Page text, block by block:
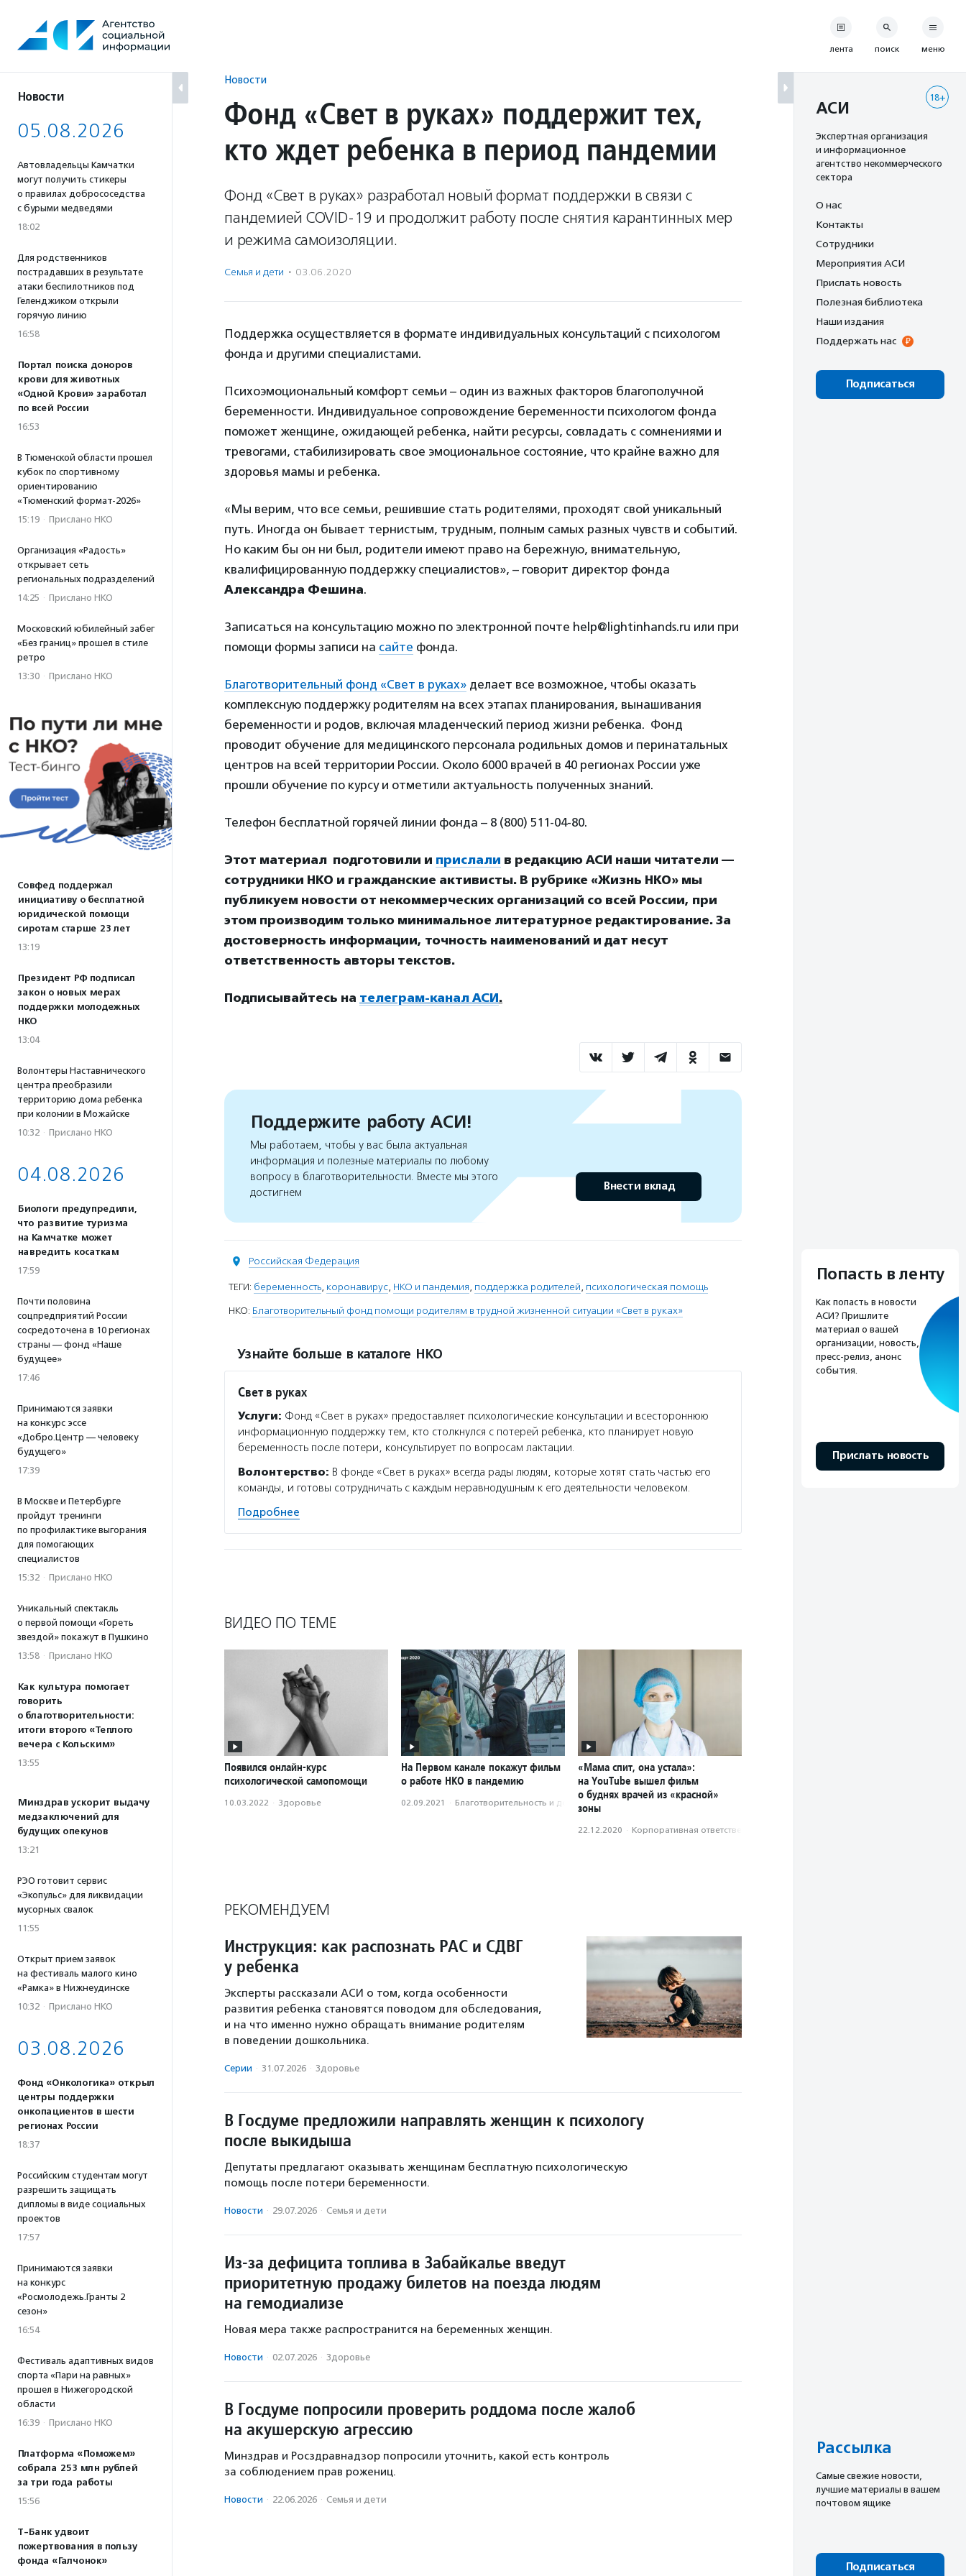
содержанию
Новости
05.08.2026
Автовладельцы Камчатки
могут получить стикеры
о правилах добрососедства
с бурыми медведями
18:02
Для родственников
пострадавших в результате
атаки беспилотников под
Геленджиком открыли
горячую линию
16:58
Портал поиска доноров
крови для животных
«Одной Крови» заработал
по всей России
16:53
В Тюменской области прошел
кубок по спортивному
ориентированию
«Тюменский формат-2026»
15:19 · Прислано НКО
Организация «Радость»
открывает сеть
региональных подразделений
14:25 · Прислано НКО
Московский юбилейный забег
«Без границ» прошел в стиле
ретро
13:30 · Прислано НКО
Совфед поддержал
инициативу о бесплатной
юридической помощи
сиротам старше 23 лет
13:19
Президент РФ подписал
закон о новых мерах
поддержки молодежных
НКО
13:04
Волонтеры Наставнического
центра преобразили
территорию дома ребенка
при колонии в Можайске
10:32 · Прислано НКО
04.08.2026
Биологи предупредили,
что развитие туризма
на Камчатке может
навредить косаткам
17:59
Почти половина
соцпредприятий России
сосредоточена в 10 регионах
страны — фонд «Наше
будущее»
17:46
Принимаются заявки
на конкурс эссе
«Добро.Центр — человеку
будущего»
17:39
В Москве и Петербурге
пройдут тренинги
по профилактике выгорания
для помогающих
специалистов
15:32 · Прислано НКО
Уникальный спектакль
о первой помощи «Гореть
звездой» покажут в Пушкино
13:58 · Прислано НКО
Как культура помогает
говорить
о благотворительности:
итоги второго «Теплого
вечера с Кольским»
13:55
Минздрав ускорит выдачу
медзаключений для
будущих опекунов
13:21
РЭО готовит сервис
«Экопульс» для ликвидации
мусорных свалок
11:55
Открыт прием заявок
на фестиваль малого кино
«Рамка» в Нижнеудинске
10:32 · Прислано НКО
03.08.2026
Фонд «Онкологика» открыл
центры поддержки
онкопациентов в шести
регионах России
18:37
Российским студентам могут
разрешить защищать
дипломы в виде социальных
проектов
17:57
Принимаются заявки
на конкурс
«Росмолодежь.Гранты 2
сезон»
16:54
Фестиваль адаптивных видов
спорта «Пари на равных»
прошел в Нижегородской
области
16:39 · Прислано НКО
Платформа «Поможем»
собрала 253 млн рублей
за три года работы
15:56
Т-Банк удвоит
пожертвования в пользу
фонда «Галчонок»
Новости
Фонд «Свет в руках» поддержит тех,
кто ждет ребенка в период пандемии
Фонд «Свет в руках» разработал новый формат поддержки в связи с
пандемией COVID-19 и продолжит работу после снятия карантинных мер
и режима самоизоляции.
Семья и дети · 03.06.2020
Поддержка осуществляется в формате индивидуальных консультаций с психологом
фонда и другими специалистами.
Психоэмоциональный комфорт семьи – один из важных факторов благополучной
беременности. Индивидуальное сопровождение беременности психологом фонда
поможет женщине, ожидающей ребенка, найти ресурсы, совладать с сомнениями и
тревогами, стабилизировать свое эмоциональное состояние, что крайне важно для
здоровья мамы и ребенка.
«Мы верим, что все семьи, решившие стать родителями, проходят свой уникальный
путь. Иногда он бывает тернистым, трудным, полным самых разных чувств и событий.
Но каким бы он ни был, родители имеют право на бережную, внимательную,
квалифицированную поддержку специалистов», – говорит директор фонда
Александра Фешина.
Записаться на консультацию можно по электронной почте help@lightinhands.ru или при
помощи формы записи на сайте фонда.
Благотворительный фонд «Свет в руках» делает все возможное, чтобы оказать
комплексную поддержку родителям на всех этапах планирования, вынашивания
беременности и родов, включая младенческий период жизни ребенка. Фонд
проводит обучение для медицинского персонала родильных домов и перинатальных
центров на всей территории России. Около 6000 врачей в 40 регионах России уже
прошли обучение по курсу и отметили актуальность полученных знаний.
Телефон бесплатной горячей линии фонда – 8 (800) 511-04-80.
Этот материал подготовили и прислали в редакцию АСИ наши читатели —
сотрудники НКО и гражданские активисты. В рубрике «Жизнь НКО» мы
публикуем новости от некоммерческих организаций со всей России, при
этом производим только минимальное литературное редактирование. За
достоверность информации, точность наименований и дат несут
ответственность авторы текстов.
Подписывайтесь на телеграм-канал АСИ.
Поддержите работу АСИ!
Мы работаем, чтобы у вас была актуальная
информация и полезные материалы по любому
вопросу в благотворительности. Вместе мы этого
достигнем
Внести вклад
Российская Федерация
ТЕГИ: беременность, коронавирус, НКО и пандемия, поддержка родителей, психологическая помощь
НКО: Благотворительный фонд помощи родителям в трудной жизненной ситуации «Свет в руках»
Узнайте больше в каталоге НКО
Свет в руках
Услуги: Фонд «Свет в руках» предоставляет психологические консультации и всестороннюю
информационную поддержку тем, кто столкнулся с потерей ребенка, кто планирует новую
беременность после потери, консультирует по вопросам лактации.
Волонтерство: В фонде «Свет в руках» всегда рады людям, которые хотят стать частью его
команды, и готовы сотрудничать с каждым неравнодушным к его деятельности человеком.
Подробнее
ВИДЕО ПО ТЕМЕ
Появился онлайн-курс
психологической самопомощи
10.03.2022 · Здоровье
На Первом канале покажут фильм
о работе НКО в пандемию
02.09.2021 · Благотвори­тель­ность и доброволь­чест­во
«Мама спит, она устала»:
на YouTube вышел фильм
о буднях врачей из «красной»
зоны
22.12.2020 · Корпоративная ответственность
РЕКОМЕНДУЕМ
Инструкция: как распознать РАС и СДВГ
у ребенка
Эксперты рассказали АСИ о том, когда особенности
развития ребенка становятся поводом для обследования,
и на что именно нужно обращать внимание родителям
в поведении дошкольника.
Серии · 31.07.2026 · Здоровье
В Госдуме предложили направлять женщин к психологу
после выкидыша
Депутаты предлагают оказывать женщинам бесплатную психологическую
помощь после потери беременности.
Новости · 29.07.2026 · Семья и дети
Из-за дефицита топлива в Забайкалье введут
приоритетную продажу билетов на поезда людям
на гемодиализе
Новая мера также распространится на беременных женщин.
Новости · 02.07.2026 · Здоровье
В Госдуме попросили проверить роддома после жалоб
на акушерскую агрессию
Минздрав и Росздравнадзор попросили уточнить, какой есть контроль
за соблюдением прав рожениц.
Новости · 22.06.2026 · Семья и дети
лента поиск меню
18+
АСИ
Экспертная организация
и информационное
агентство некоммерческого
сектора
О нас
Контакты
Сотрудники
Мероприятия АСИ
Прислать новость
Полезная библиотека
Наши издания
Поддержать нас
Подписаться
Попасть в ленту
Как попасть в новости
АСИ? Пришлите
материал о вашей
организации, новость,
пресс-релиз, анонс
события.
Прислать новость
Рассылка
Cамые свежие новости,
лучшие материалы в вашем
почтовом ящике
Подписаться